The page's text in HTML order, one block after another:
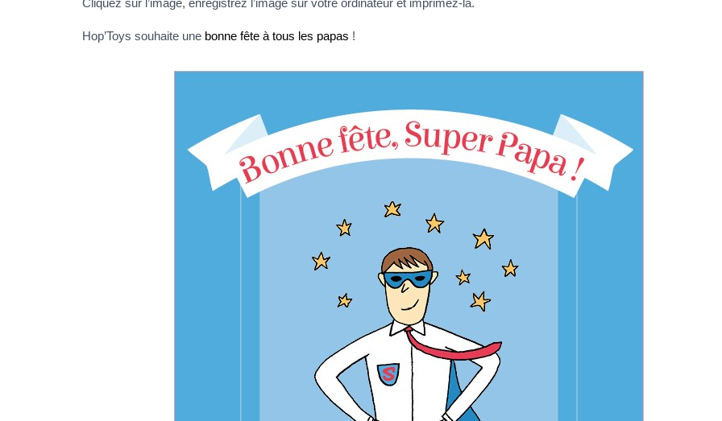
Cliquez sur l’image, enregistrez l’image sur votre ordinateur et imprimez-là.
Hop’Toys souhaite une bonne fête à tous les papas !